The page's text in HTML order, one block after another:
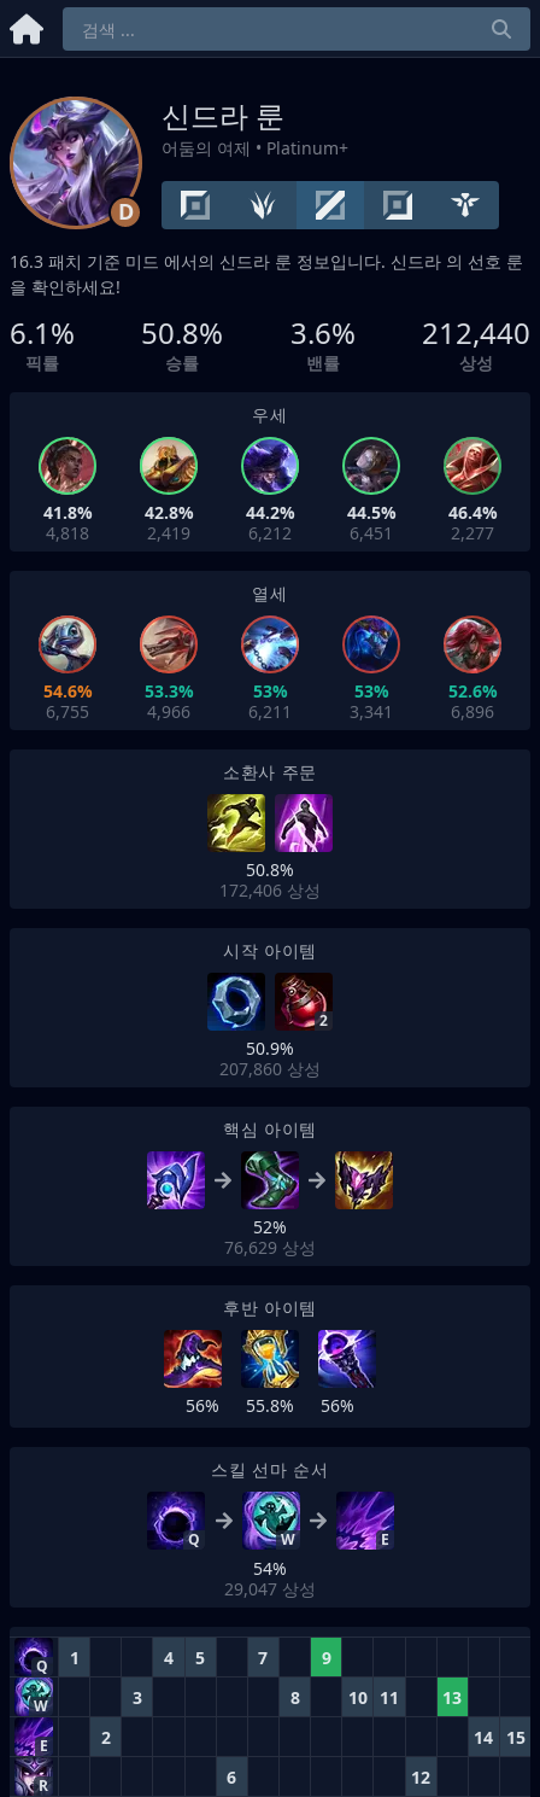
D
신드라 룬
어둠의 여제 • Platinum+
16.3 패치 기준 미드 에서의 신드라 룬 정보입니다. 신드라 의 선호 룬
을 확인하세요!
6.1%
픽률
50.8%
승률
3.6%
밴률
212,440
상성
우세
41.8%
4,818
42.8%
2,419
44.2%
6,212
44.5%
6,451
46.4%
2,277
열세
54.6%
6,755
53.3%
4,966
53%
6,211
53%
3,341
52.6%
6,896
소환사 주문
50.8%
172,406 상성
시작 아이템
2
50.9%
207,860 상성
핵심 아이템
52%
76,629 상성
후반 아이템
56% 55.8% 56%
스킬 선마 순서
Q W E
54%
29,047 상성
Q 1 4 5 7 9
W 3 8 10 11 13
E 2 14 15
R 6 12